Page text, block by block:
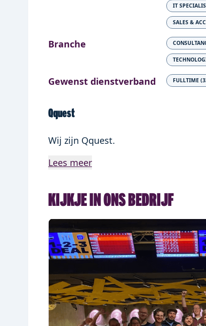
IT
SALES &
Branche
Gewenst dienstverband FULLTIME
Qquest
Wij zijn Qquest.
Lees meer
KIJKJE IN ONS BEDRIJF